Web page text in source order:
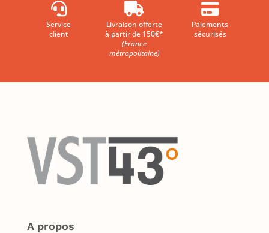

Service
client

Livraison offerte
à partir de 150€*
(France
métropolitaine)

Paiements
sécurisés
A propos